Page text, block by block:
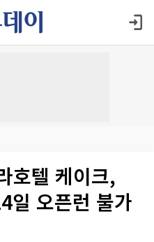
호텔 케이크,
일 오픈런 불가